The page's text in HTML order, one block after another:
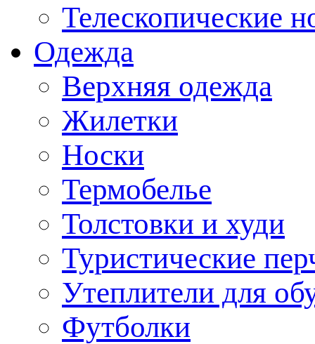
Телескопические
Одежда
Верхняя одежда
Жилетки
Носки
Термобелье
Толстовки и худи
Туристические
Утеплители для
Футболки